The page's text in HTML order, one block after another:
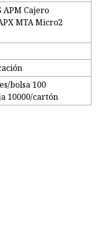
APM Cajero
MTA Micro2
bolsa 100
10000/cartón